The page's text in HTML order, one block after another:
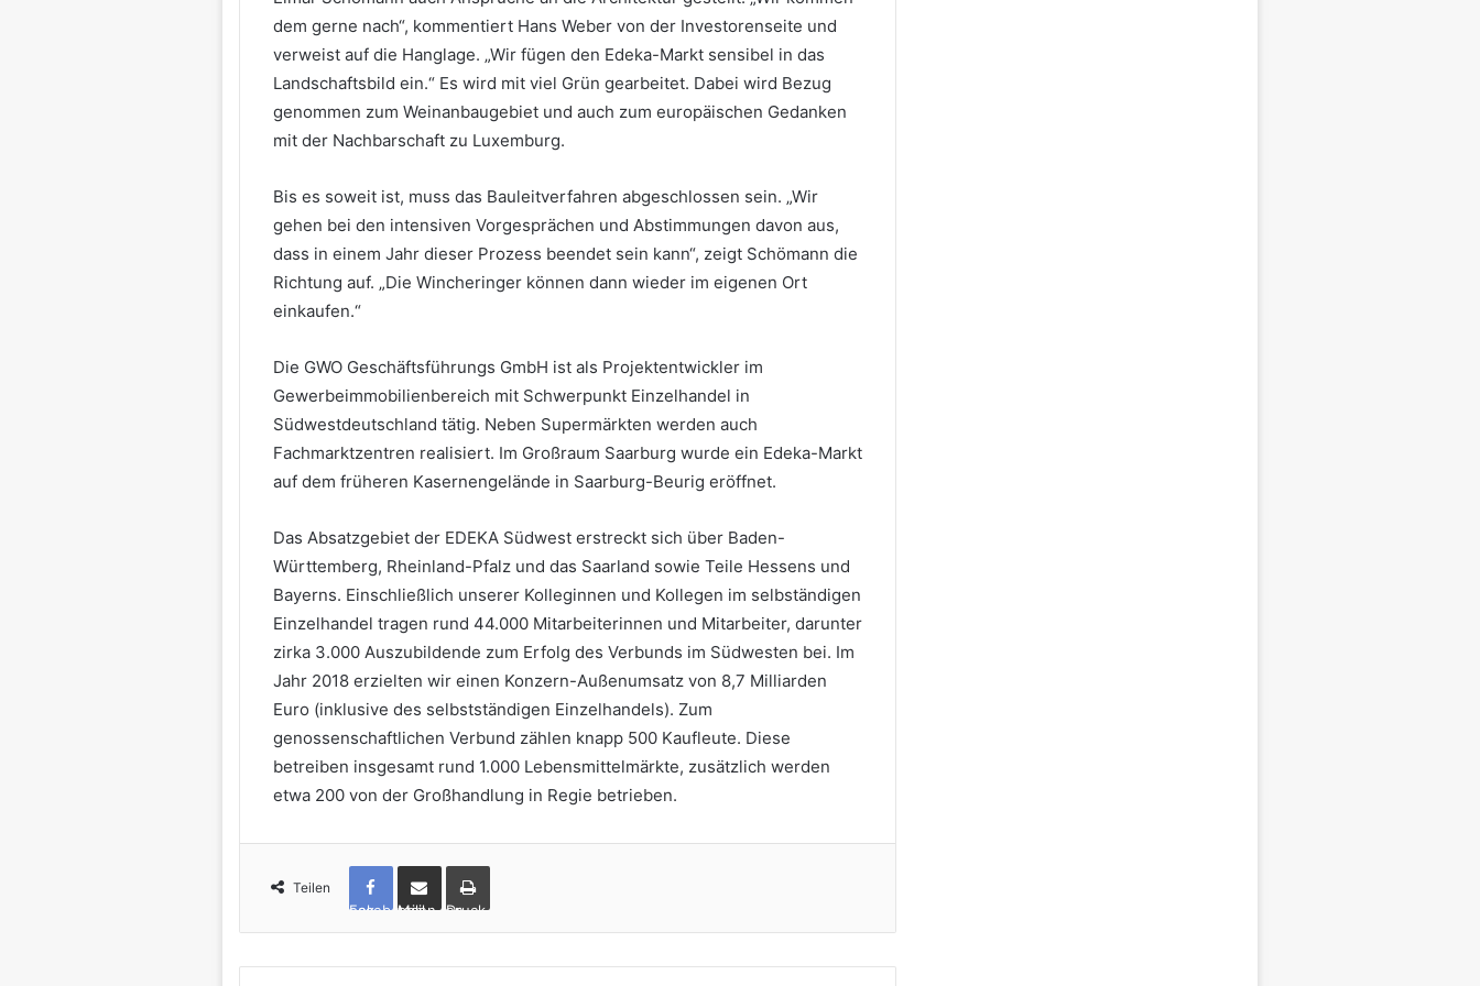
dem gerne nach“, kommentiert Hans Weber von der Investorenseite und
verweist auf die Hanglage. „Wir fügen den Edeka-Markt sensibel in das
Landschaftsbild ein.“ Es wird mit viel Grün gearbeitet. Dabei wird Bezug
genommen zum Weinanbaugebiet und auch zum europäischen Gedanken
mit der Nachbarschaft zu Luxemburg.
Bis es soweit ist, muss das Bauleitverfahren abgeschlossen sein. „Wir
gehen bei den intensiven Vorgesprächen und Abstimmungen davon aus,
dass in einem Jahr dieser Prozess beendet sein kann“, zeigt Schömann die
Richtung auf. „Die Wincheringer können dann wieder im eigenen Ort
einkaufen.“
Die GWO Geschäftsführungs GmbH ist als Projektentwickler im
Gewerbeimmobilienbereich mit Schwerpunkt Einzelhandel in
Südwestdeutschland tätig. Neben Supermärkten werden auch
Fachmarktzentren realisiert. Im Großraum Saarburg wurde ein Edeka-Markt
auf dem früheren Kasernengelände in Saarburg-Beurig eröffnet.
Das Absatzgebiet der EDEKA Südwest erstreckt sich über Baden-
Württemberg, Rheinland-Pfalz und das Saarland sowie Teile Hessens und
Bayerns. Einschließlich unserer Kolleginnen und Kollegen im selbständigen
Einzelhandel tragen rund 44.000 Mitarbeiterinnen und Mitarbeiter, darunter
zirka 3.000 Auszubildende zum Erfolg des Verbunds im Südwesten bei. Im
Jahr 2018 erzielten wir einen Konzern-Außenumsatz von 8,7 Milliarden
Euro (inklusive des selbstständigen Einzelhandels). Zum
genossenschaftlichen Verbund zählen knapp 500 Kaufleute. Diese
betreiben insgesamt rund 1.000 Lebensmittelmärkte, zusätzlich werden
etwa 200 von der Großhandlung in Regie betrieben.
Teilen
Facebook per Mail teilen Drucken